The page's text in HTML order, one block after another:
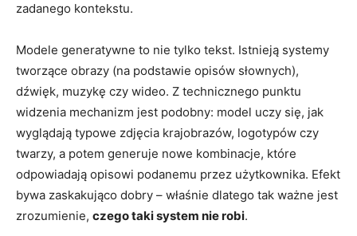
zadanego kontekstu.
Modele generatywne to nie tylko tekst. Istnieją systemy
tworzące obrazy (na podstawie opisów słownych),
dźwięk, muzykę czy wideo. Z technicznego punktu
widzenia mechanizm jest podobny: model uczy się, jak
wyglądają typowe zdjęcia krajobrazów, logotypów czy
twarzy, a potem generuje nowe kombinacje, które
odpowiadają opisowi podanemu przez użytkownika. Efekt
bywa zaskakująco dobry – właśnie dlatego tak ważne jest
zrozumienie, czego taki system nie robi.